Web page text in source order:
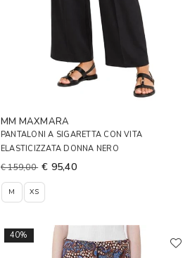
MM MAXMARA
PANTALONI A SIGARETTA CON VITA
ELASTICIZZATA DONNA NERO
€ 159,00 € 95,40
M XS
40%